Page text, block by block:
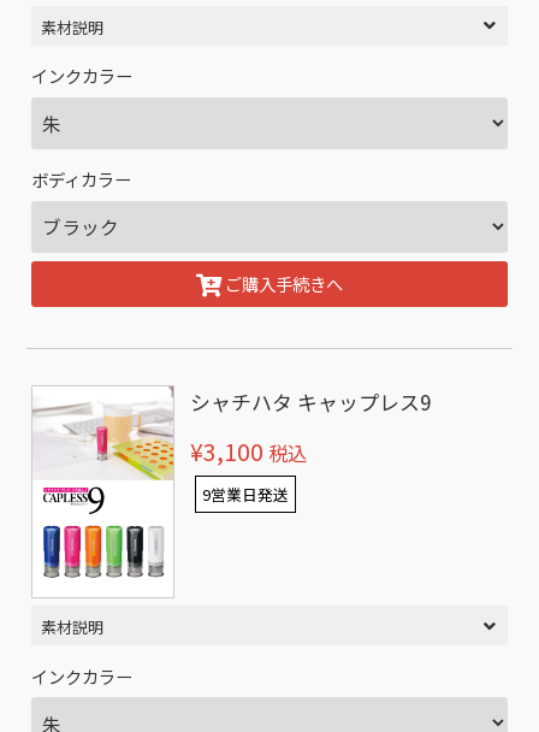
素材説明
インクカラー
ボディカラー
ご購入手続きへ
シャチハタ キャップレス9
¥3,100 税込
9営業日発送
素材説明
インクカラー